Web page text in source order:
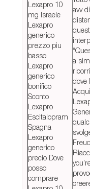
Lexapro 10
mg Israele
Lexapro
generico
prezzo piu
basso
Lexapro
generico
bonifico
Sconto
Lexapro
Escitalopram
Spagna
Lexapro
generico
precio Dove
posso
comprare
avv di
a
dove